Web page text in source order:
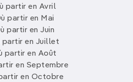
partir en Avril
partir en Mai
partir en Juin
partir en Juillet
partir en Août
en Septembre
en Octobre